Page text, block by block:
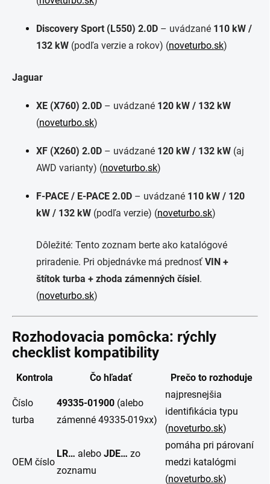
Discovery Sport (L550) 2.0D – uvádzané 110 kW /
132 kW (podľa verzie a rokov) (noveturbo.sk)
Jaguar
XE (X760) 2.0D – uvádzané 120 kW / 132 kW
(noveturbo.sk)
XF (X260) 2.0D – uvádzané 120 kW / 132 kW (aj
AWD varianty) (noveturbo.sk)
F-PACE / E-PACE 2.0D – uvádzané 110 kW / 120
kW / 132 kW (podľa verzie) (noveturbo.sk)
Dôležité: Tento zoznam berte ako katalógové
priradenie. Pri objednávke má prednosť VIN +
štítok turba + zhoda zámenných čísiel.
(noveturbo.sk)
Rozhodovacia pomôcka: rýchly
checklist kompatibility
Kontrola Čo hľadať Prečo to rozhoduje
Číslo
turba
49335-01900 (alebo
zámenné 49335-019xx)
najpresnejšia
identifikácia typu
(noveturbo.sk)
OEM číslo
LR… alebo JDE… zo
zoznamu
pomáha pri párovaní
medzi katalógmi
(noveturbo.sk)